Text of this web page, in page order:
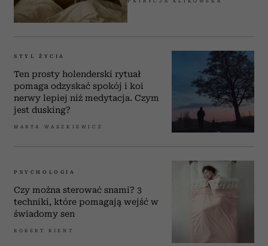
STYL ŻYCIA
Ten prosty holenderski rytuał
pomaga odzyskać spokój i koi
nerwy lepiej niż medytacja. Czym
jest dusking?
MARTA WASZKIEWICZ
PSYCHOLOGIA
Czy można sterować snami? 3
techniki, które pomagają wejść w
świadomy sen
ROBERT RIENT